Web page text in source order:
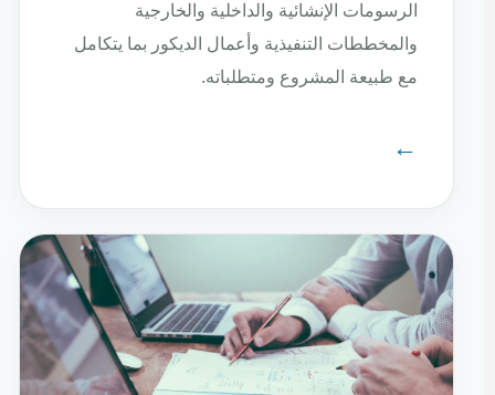
الرسومات الإنشائية والداخلية والخارجية
والمخططات التنفيذية وأعمال الديكور بما يتكامل
مع طبيعة المشروع ومتطلباته.
←